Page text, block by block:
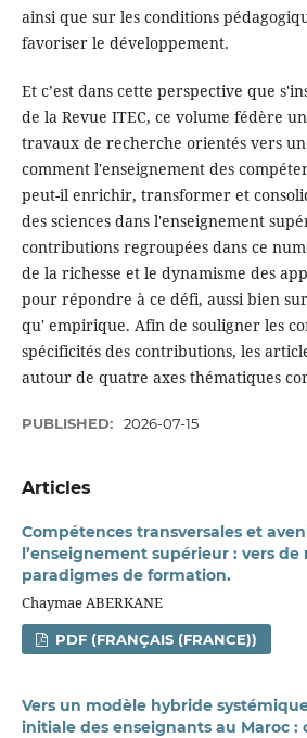
ainsi que sur les conditions
favoriser le développement.
Et c’est dans cette perspective que
de la Revue ITEC, ce volume fédère
travaux de recherche orientés vers
comment l'enseignement des
peut-il enrichir, transformer et
des sciences dans l'enseignement
contributions regroupées dans ce
de la richesse et le dynamisme des
pour répondre à ce défi, aussi bien
qu' empirique. Afin de souligner les
spécificités des contributions, les
autour de quatre axes thématiques
PUBLISHED: 2026-07-15
Articles
Compétences transversales et
l’enseignement supérieur : vers de
paradigmes de formation.
Chaymae ABERKANE
PDF (FRANÇAIS (FRANCE))
Vers un modèle hybride
initiale des enseignants au Maroc